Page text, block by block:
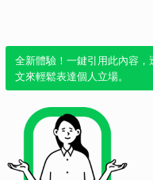
全新體驗！一鍵引用此內容，
文來輕鬆表達個人立場。
取消